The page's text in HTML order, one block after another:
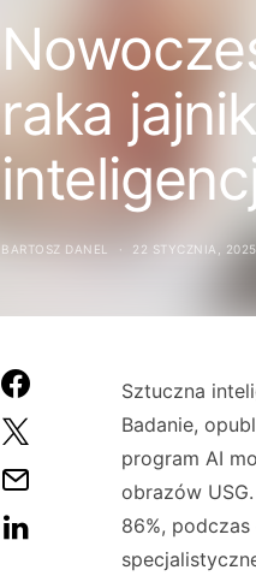
raka
BARTOSZ DANEL 22 STYCZNIA, 2025
Sztuczna
Badanie,
program AI
obrazów
86%,